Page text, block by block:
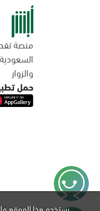
منصة
والزوار
حمل
يستخدم هذا الموقع